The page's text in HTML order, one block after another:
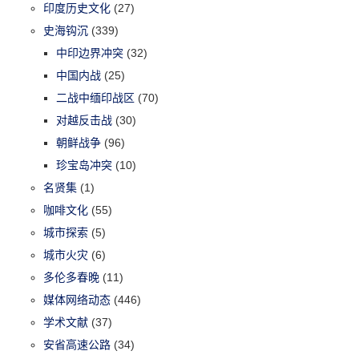
印度历史文化 (27)
史海钩沉 (339)
中印边界冲突 (32)
中国内战 (25)
二战中缅印战区 (70)
对越反击战 (30)
朝鲜战争 (96)
珍宝岛冲突 (10)
名贤集 (1)
咖啡文化 (55)
城市探索 (5)
城市火灾 (6)
多伦多春晚 (11)
媒体网络动态 (446)
学术文献 (37)
安省高速公路 (34)